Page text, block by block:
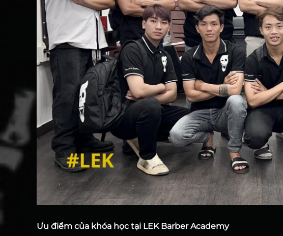
Ưu điểm của khóa học tại LEK Barber Academy